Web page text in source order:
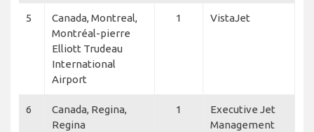
5
Canada, Montreal,
Montréal-pierre
Elliott Trudeau
International
Airport
1 VistaJet
6
Canada, Regina,
Regina
1
Executive Jet
Management